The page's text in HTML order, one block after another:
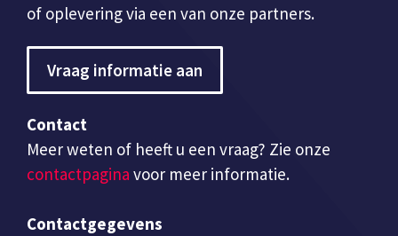
of oplevering via een van onze partners.
Vraag informatie aan
Contact
Meer weten of heeft u een vraag? Zie onze
contactpagina voor meer informatie.
Contactgegevens